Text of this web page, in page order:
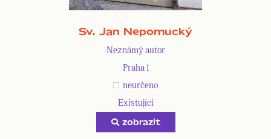
Sv. Jan Nepomucký
Neznámý autor
Praha 1
neurčeno
Existující
zobrazit